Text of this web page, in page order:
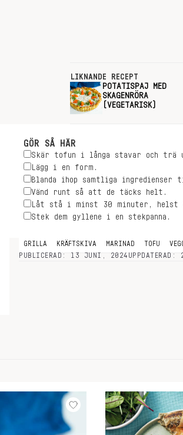
LIKNANDE RECEPT
POTATISPAJ MED
SKAGENRÖRA
(VEGETARISK)
GÖR SÅ HÄR
Skär tofun i långa stavar och trä
Lägg i en form.
Blanda ihop samtliga
Vänd runt så att de täcks helt.
Låt stå i minst 30 minuter, helst
Stek dem gyllene i en stekpanna.
GRILLA KRÄFTSKIVA MARINAD TOFU
PUBLICERAD: 13 JUNI, 2024 UPPDATERAD: